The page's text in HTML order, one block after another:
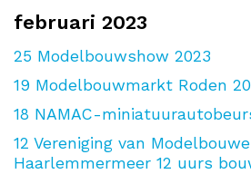
februari 2023
25 Modelbouwshow 2023
19 Modelbouwmarkt Roden
18 NAMAC-
12 Vereniging van
Haarlemmermeer 12 uurs